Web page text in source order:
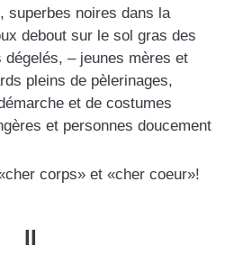
superbes noires dans la
debout sur le sol gras des
– jeunes mères et
pleins de pèlerinages,
et de costumes
et personnes doucement
corps» et «cher coeur»!
II